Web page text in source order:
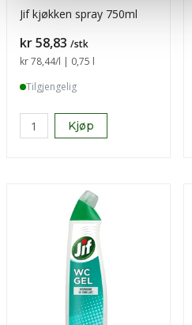
Jif kjøkken spray 750ml
Pris
kr 58,83 /stk
Sammenligning pris
kr 78,44/l | 0,75 l
Tilgjengelig
Kjøp